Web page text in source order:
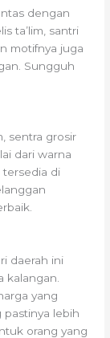
dengan
ta’lim, santri
motifnya juga
Sungguh
sentra grosir
dari warna
tersedia di
daerah ini
kalangan.
yang
pastinya lebih
orang yang